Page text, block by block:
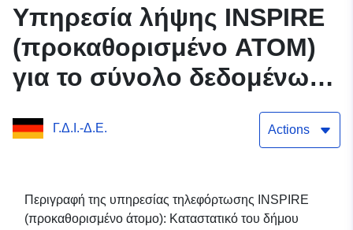
Υπηρεσία λήψης INSPIRE
(προκαθορισμένο ATOM)
για το σύνολο δεδομένων
Γ.Δ.Ι.-Δ.Ε. Actions
Περιγραφή της υπηρεσίας τηλεφόρτωσης INSPIRE
(προκαθορισμένο άτομο): Καταστατικό του δήμου